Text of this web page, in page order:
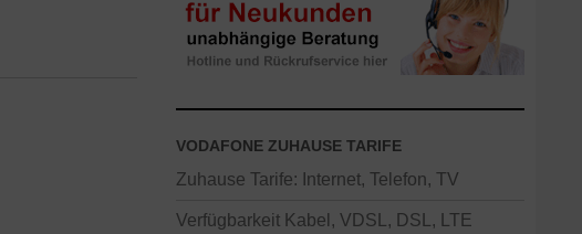
VODAFONE ZUHAUSE TARIFE
Zuhause Tarife: Internet, Telefon, TV
Verfügbarkeit Kabel, VDSL, DSL, LTE